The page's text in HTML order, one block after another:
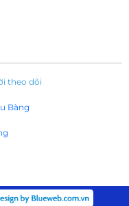
theo dõi
Bàng